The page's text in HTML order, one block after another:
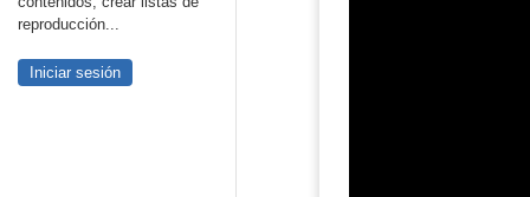
reproducción...
Iniciar sesión